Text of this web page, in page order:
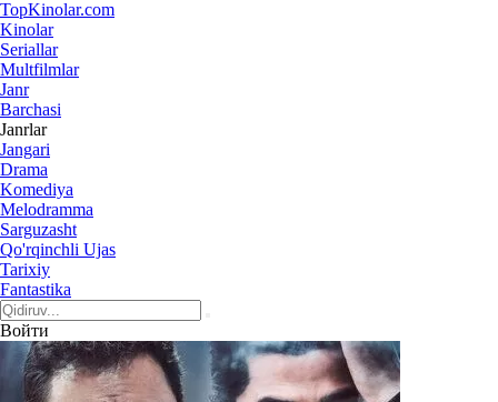
TopKinolar.com
Kinolar
Seriallar
Multfilmlar
Janr
Barchasi
Janrlar
Jangari
Drama
Komediya
Melodramma
Sarguzasht
Qo'rqinchli Ujas
Tarixiy
Fantastika
Войти